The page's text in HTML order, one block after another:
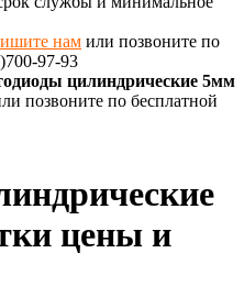
нам или позвоните по
97-93
цилиндрические 5мм
позвоните по бесплатной
цены и